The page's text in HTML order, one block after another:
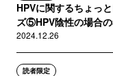
HPVに関するちょっ
ズ⑤HPV陰性の場合
2024.12.26
読者限定